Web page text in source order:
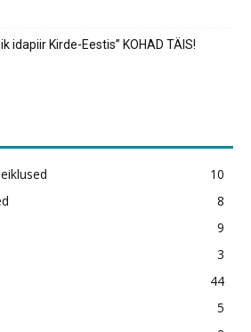
idapiir Kirde-Eestis” KOHAD TÄIS!
10
8
9
3
44
5